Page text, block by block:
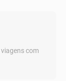
com